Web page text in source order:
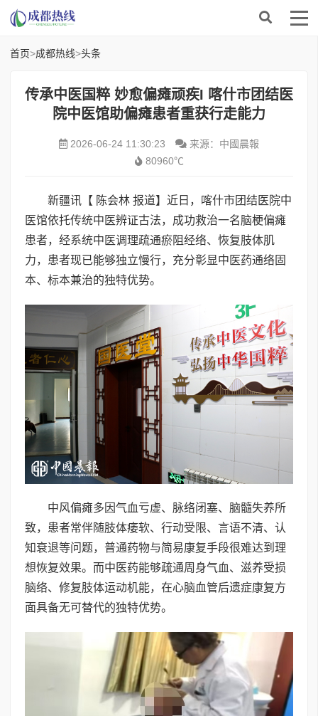
首页>成都热线>头条
传承中医国粹 妙愈偏瘫顽疾I 喀什市团结医
院中医馆助偏瘫患者重获行走能力
2026-06-24 11:30:23
来源：中國晨報
80960℃
新疆讯【 陈会林 报道】近日，喀什市团结医院中
医馆依托传统中医辨证古法，成功救治一名脑梗偏瘫
患者，经系统中医调理疏通瘀阻经络、恢复肢体肌
力，患者现已能够独立慢行，充分彰显中医药通络固
本、标本兼治的独特优势。
中风偏瘫多因气血亏虚、脉络闭塞、脑髓失养所
致，患者常伴随肢体痿软、行动受限、言语不清、认
知衰退等问题，普通药物与简易康复手段很难达到理
想恢复效果。而中医药能够疏通周身气血、滋养受损
脑络、修复肢体运动机能，在心脑血管后遗症康复方
面具备无可替代的独特优势。